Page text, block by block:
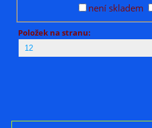
není skladem
Položek na stranu: